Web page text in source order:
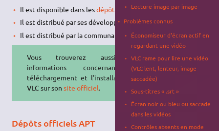
Il est disponible dans lesdépôts officiels APTd'Ubuntu.
Il est distribué par ses développeurs ensnap.
Il est distribué par la communauté enFlatpak.
Vous trouverez aussi des
informations concernant le
téléchargement et l'installation de
VLCsur son site officiel.
Dépôts officiels APT
Lecture image par image
Problèmes connus
Économiseur d'écran actif en
regardant une vidéo
VLC rame pour lire une vidéo
(VLC lent, lenteur, image
saccadée)
Sous-titres « .srt »
Écran noir ou bleu ou saccade
dans les vidéos
Contrôles absents en mode